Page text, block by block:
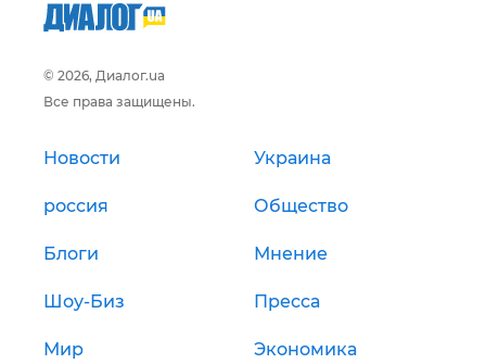
© 2026, Диалог.ua
Все права защищены.
Новости Украина
россия Общество
Блоги Мнение
Шоу-Биз Пресса
Мир Экономика